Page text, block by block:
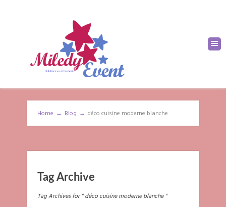
Home → Blog → déco cuisine moderne blanche
Tag Archive
Tag Archives for " déco cuisine moderne blanche "